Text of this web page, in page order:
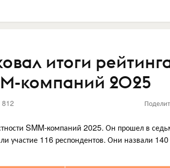
итоги
компаний 2025
812
SMM-компаний 2025. Он прошел в
участие 116 респондентов. Они назвали